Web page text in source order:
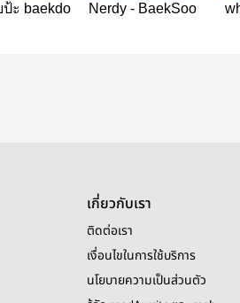
ะ baekdo Nerdy - BaekSoo
เกี่ยวกับเรา
ติดต่อเรา
เงื่อนไขในการใช้บริการ
นโยบายความเป็นส่วนตัว